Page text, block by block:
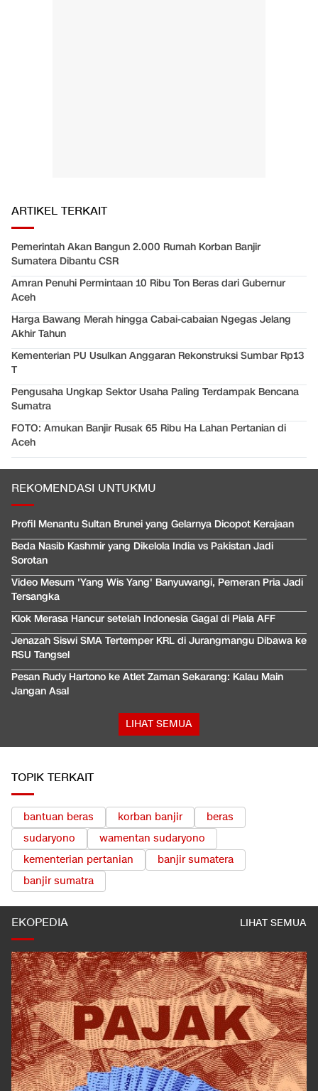
ARTIKEL TERKAIT
Pemerintah Akan Bangun 2.000 Rumah Korban Banjir
Sumatera Dibantu CSR
Amran Penuhi Permintaan 10 Ribu Ton Beras dari Gubernur
Aceh
Harga Bawang Merah hingga Cabai-cabaian Ngegas Jelang
Akhir Tahun
Kementerian PU Usulkan Anggaran Rekonstruksi Sumbar Rp13
T
Pengusaha Ungkap Sektor Usaha Paling Terdampak Bencana
Sumatra
FOTO: Amukan Banjir Rusak 65 Ribu Ha Lahan Pertanian di
Aceh
REKOMENDASI UNTUKMU
Profil Menantu Sultan Brunei yang Gelarnya Dicopot Kerajaan
Beda Nasib Kashmir yang Dikelola India vs Pakistan Jadi
Sorotan
Video Mesum 'Yang Wis Yang' Banyuwangi, Pemeran Pria Jadi
Tersangka
Klok Merasa Hancur setelah Indonesia Gagal di Piala AFF
Jenazah Siswi SMA Tertemper KRL di Jurangmangu Dibawa ke
RSU Tangsel
Pesan Rudy Hartono ke Atlet Zaman Sekarang: Kalau Main
Jangan Asal
LIHAT SEMUA
TOPIK TERKAIT
bantuan beras korban banjir
beras
sudaryono
wamentan sudaryono
kementerian pertanian
banjir sumatera
banjir sumatra
EKOPEDIA LIHAT SEMUA